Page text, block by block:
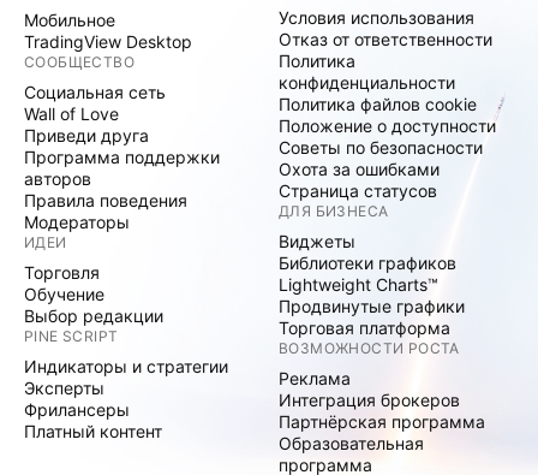
Мобильное
TradingView Desktop
СООБЩЕСТВО
Социальная сеть
Wall of Love
Приведи друга
Программа поддержки
авторов
Правила поведения
Модераторы
ИДЕИ
Торговля
Обучение
Выбор редакции
PINE SCRIPT
Индикаторы и стратегии
Эксперты
Фрилансеры
Платный контент
Условия использования
Отказ от ответственности
Политика
конфиденциальности
Политика файлов cookie
Положение о доступности
Советы по безопасности
Охота за ошибками
Страница статусов
ДЛЯ БИЗНЕСА
Виджеты
Библиотеки графиков
Lightweight Charts™
Продвинутые графики
Торговая платформа
ВОЗМОЖНОСТИ РОСТА
Реклама
Интеграция брокеров
Партнёрская программа
Образовательная
программа